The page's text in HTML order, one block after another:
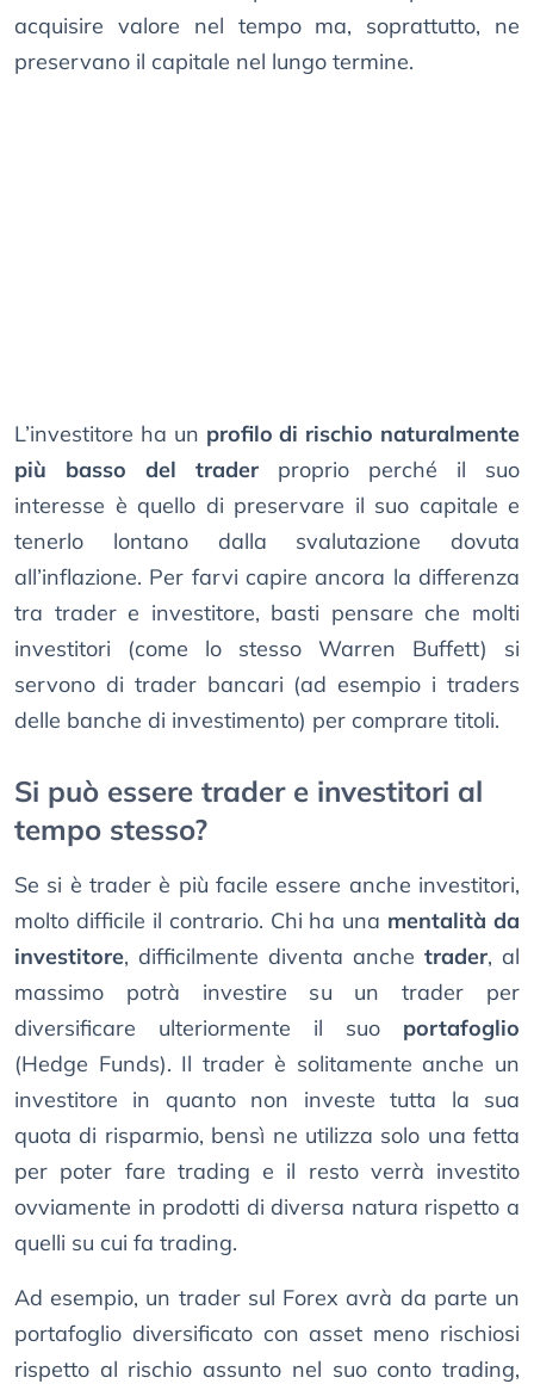
acquisire valore nel tempo ma, soprattutto, ne
preservano il capitale nel lungo termine.
L’investitore ha un profilo di rischio naturalmente
più basso del trader proprio perché il suo
interesse è quello di preservare il suo capitale e
tenerlo lontano dalla svalutazione dovuta
all’inflazione. Per farvi capire ancora la differenza
tra trader e investitore, basti pensare che molti
investitori (come lo stesso Warren Buffett) si
servono di trader bancari (ad esempio i traders
delle banche di investimento) per comprare titoli.
Si può essere trader e investitori al
tempo stesso?
Se si è trader è più facile essere anche investitori,
molto difficile il contrario. Chi ha una mentalità da
investitore, difficilmente diventa anche trader, al
massimo potrà investire su un trader per
diversificare ulteriormente il suo portafoglio
(Hedge Funds). Il trader è solitamente anche un
investitore in quanto non investe tutta la sua
quota di risparmio, bensì ne utilizza solo una fetta
per poter fare trading e il resto verrà investito
ovviamente in prodotti di diversa natura rispetto a
quelli su cui fa trading.
Ad esempio, un trader sul Forex avrà da parte un
portafoglio diversificato con asset meno rischiosi
rispetto al rischio assunto nel suo conto trading,